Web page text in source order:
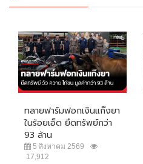
ทลายฟาร์มฟอกเงินแก๊งยา
ในร้อยเอ็ด ยึดทรัพย์กว่า
93 ล้าน
5 สิงหาคม 2569
17,912